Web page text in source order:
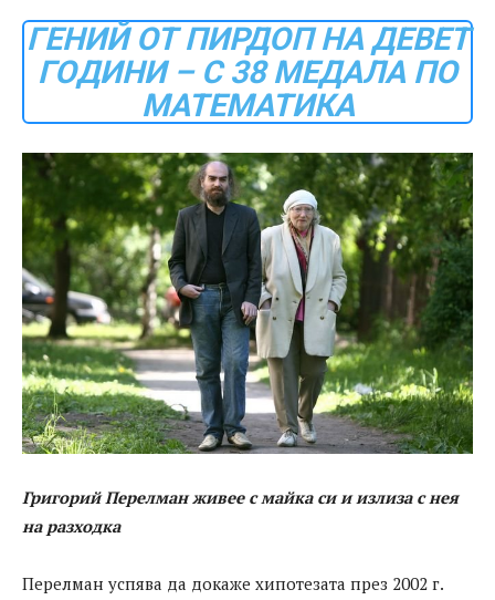
ГЕНИЙ ОТ ПИРДОП НА ДЕВЕТ
ГОДИНИ – С 38 МЕДАЛА ПО
МАТЕМАТИКА
Григорий Перелман живее с майка си и излиза с нея
на разходка
Перелман успява да докаже хипотезата през 2002 г.